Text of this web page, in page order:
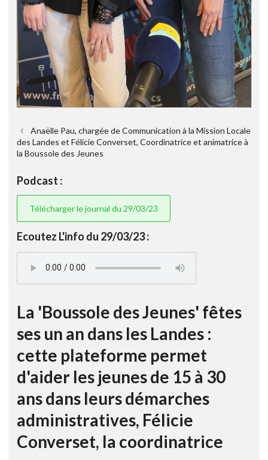
Anaëlle Pau, chargée de Communication à la Mission Locale
des Landes et Félicie Converset, Coordinatrice et animatrice à
la Boussole des Jeunes
Podcast :
Télécharger le journal du 29/03/23
Ecoutez L'info du 29/03/23 :
La 'Boussole des Jeunes' fêtes
ses un an dans les Landes :
cette plateforme permet
d'aider les jeunes de 15 à 30
ans dans leurs démarches
administratives, Félicie
Converset, la coordinatrice